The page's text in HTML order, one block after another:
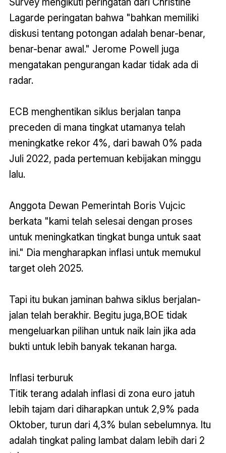
Lagarde peringatan bahwa "bahkan memiliki
diskusi tentang potongan adalah benar-benar,
benar-benar awal." Jerome Powell juga
mengatakan pengurangan kadar tidak ada di
radar.
ECB menghentikan siklus berjalan tanpa
preceden di mana tingkat utamanya telah
meningkatke rekor 4%, dari bawah 0% pada
Juli 2022, pada pertemuan kebijakan minggu
lalu.
Anggota Dewan Pemerintah Boris Vujcic
berkata "kami telah selesai dengan proses
untuk meningkatkan tingkat bunga untuk saat
ini." Dia mengharapkan inflasi untuk memukul
target oleh 2025.
Tapi itu bukan jaminan bahwa siklus berjalan-
jalan telah berakhir. Begitu juga,BOE tidak
mengeluarkan pilihan untuk naik lain jika ada
bukti untuk lebih banyak tekanan harga.
Inflasi terburuk
Titik terang adalah inflasi di zona euro jatuh
lebih tajam dari diharapkan untuk 2,9% pada
Oktober, turun dari 4,3% bulan sebelumnya. Itu
adalah tingkat paling lambat dalam lebih dari 2